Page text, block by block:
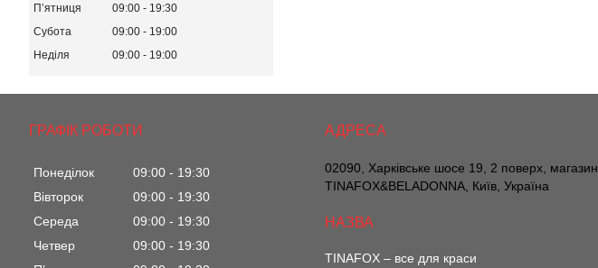
Пʼятниця
09:00
19:30
Субота
09:00
19:00
Неділя
09:00 19:00
ГРАФІК РОБОТИ
Понеділок 09:00
19:30
Вівторок
09:00
19:30
Середа
09:00
19:30
Четвер
09:00
19:30
02090, Харківське шосе 19, 2 поверх, магазин
TINAFOX&BELADONNA, Київ, Україна
TINAFOX – все для краси